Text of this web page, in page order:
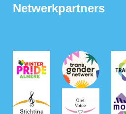
Netwerkpartners